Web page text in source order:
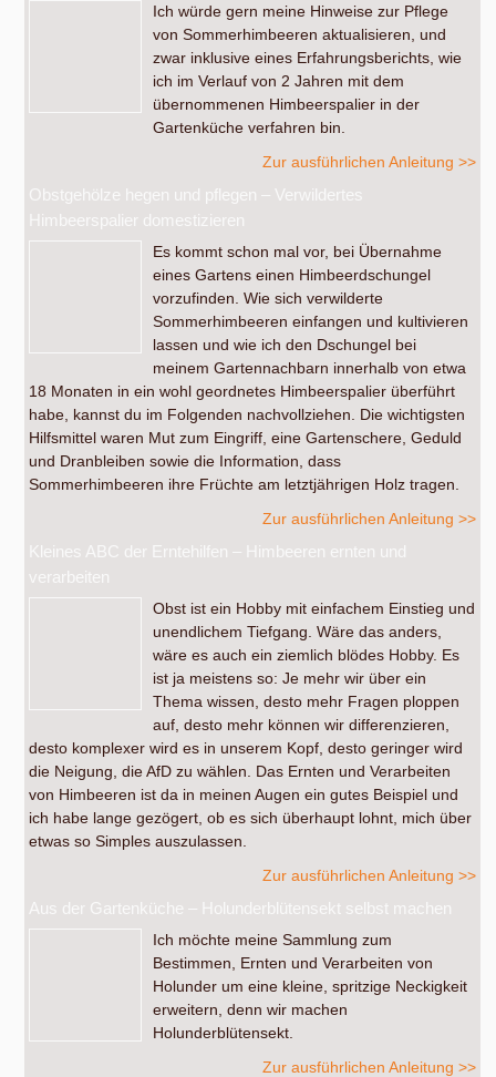
Ich würde gern meine Hinweise zur Pflege
von Sommerhimbeeren aktualisieren, und
zwar inklusive eines Erfahrungsberichts, wie
ich im Verlauf von 2 Jahren mit dem
übernommenen Himbeerspalier in der
Gartenküche verfahren bin.
Zur ausführlichen Anleitung >>
Obstgehölze hegen und pflegen – Verwildertes
Himbeerspalier domestizieren
Es kommt schon mal vor, bei Übernahme
eines Gartens einen Himbeerdschungel
vorzufinden. Wie sich verwilderte
Sommerhimbeeren einfangen und kultivieren
lassen und wie ich den Dschungel bei
meinem Gartennachbarn innerhalb von etwa
18 Monaten in ein wohl geordnetes Himbeerspalier überführt
habe, kannst du im Folgenden nachvollziehen. Die wichtigsten
Hilfsmittel waren Mut zum Eingriff, eine Gartenschere, Geduld
und Dranbleiben sowie die Information, dass
Sommerhimbeeren ihre Früchte am letztjährigen Holz tragen.
Zur ausführlichen Anleitung >>
Kleines ABC der Erntehilfen – Himbeeren ernten und
verarbeiten
Obst ist ein Hobby mit einfachem Einstieg und
unendlichem Tiefgang. Wäre das anders,
wäre es auch ein ziemlich blödes Hobby. Es
ist ja meistens so: Je mehr wir über ein
Thema wissen, desto mehr Fragen ploppen
auf, desto mehr können wir differenzieren,
desto komplexer wird es in unserem Kopf, desto geringer wird
die Neigung, die AfD zu wählen. Das Ernten und Verarbeiten
von Himbeeren ist da in meinen Augen ein gutes Beispiel und
ich habe lange gezögert, ob es sich überhaupt lohnt, mich über
etwas so Simples auszulassen.
Zur ausführlichen Anleitung >>
Aus der Gartenküche – Holunderblütensekt selbst machen
Ich möchte meine Sammlung zum
Bestimmen, Ernten und Verarbeiten von
Holunder um eine kleine, spritzige Neckigkeit
erweitern, denn wir machen
Holunderblütensekt.
Zur ausführlichen Anleitung >>